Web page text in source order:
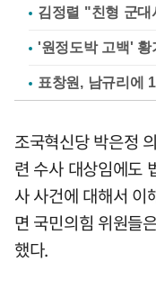
김정렬 "친형 군
'원정도박 고백'
표창원, 남규리에
조국혁신당 박은정
련 수사 대상임에도
사 사건에 대해서
면 국민의힘 위원들
했다.